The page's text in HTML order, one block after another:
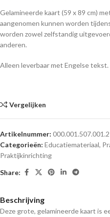
Gelamineerde kaart (59 x 89 cm)
aangenomen kunnen worden
worden zowel zelfstandig
anderen.
Alleen leverbaar met Engelse tekst.
Vergelijken
Artikelnummer: 000.001.507.001.2
Categorieën: Educatiemateriaal,
Praktijkinrichting
Share:
Beschrijving
Deze grote, gelamineerde kaart is